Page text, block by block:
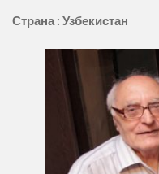
Страна : Узбекистан